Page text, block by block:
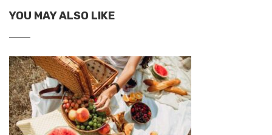
YOU MAY ALSO LIKE